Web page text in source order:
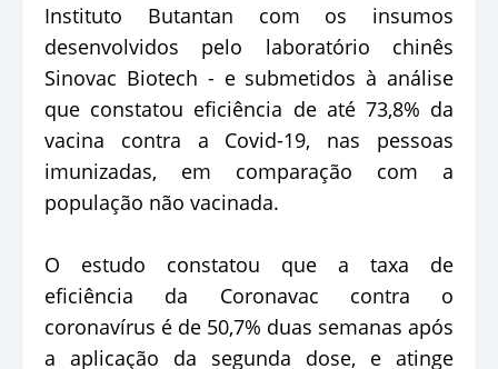
Instituto Butantan com os insumos
desenvolvidos pelo laboratório chinês
Sinovac Biotech - e submetidos à análise
que constatou eficiência de até 73,8% da
vacina contra a Covid-19, nas pessoas
imunizadas, em comparação com a
população não vacinada.
O estudo constatou que a taxa de
eficiência da Coronavac contra o
coronavírus é de 50,7% duas semanas após
a aplicação da segunda dose, e atinge